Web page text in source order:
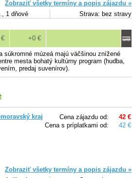
Zobraziť všetky termíny a popis zájazdu »
1 dňové Strava: bez stravy
+0 €
súkromné múzeá majú väčšinou znížené
mesta bohatý kultúrny program (hudba,
predaj suvenírov).
Cena zájazdu od:
42 €
Cena s príplatkami od:
42 €
kraj
Zobraziť všetky termíny a popis zájazdu »